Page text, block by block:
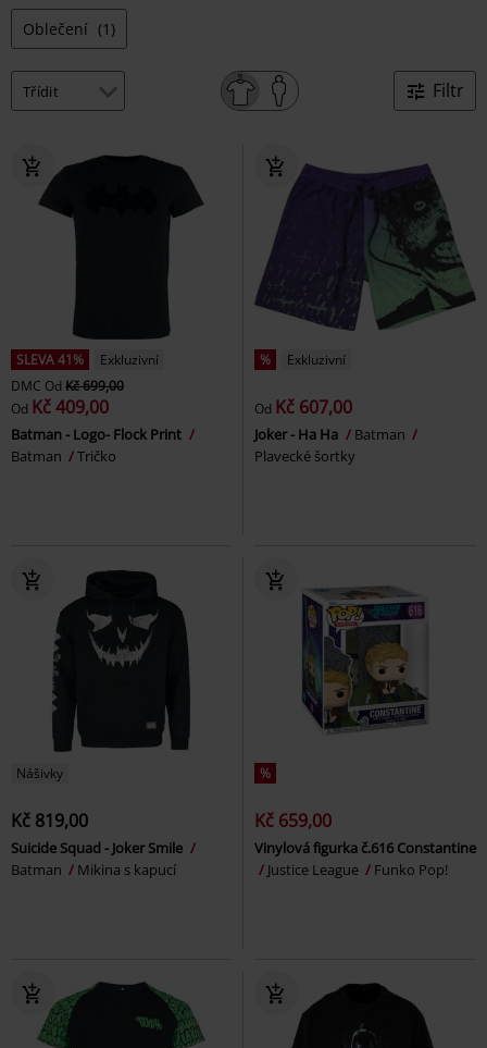
Oblečení (1)
Filtr
SLEVA 41%
Exkluzivní
DMC Od Kč 699,00
Od Kč 409,00
Batman - Logo- Flock Print
Batman
Tričko
% Exkluzivní
Od Kč 607,00
Joker - Ha Ha
Batman
Plavecké šortky
Nášivky
Kč 819,00
Suicide Squad - Joker Smile
Batman
Mikina s kapucí
%
Kč 659,00
Vinylová figurka č.616 Constantine
Justice League
Funko Pop!